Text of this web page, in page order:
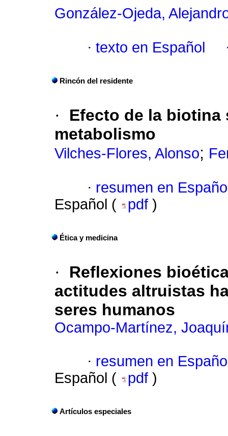
González-Ojeda,
· texto en Español
Rincón del residente
·
Efecto de la biotina
metabolismo
Vilches-Flores, Alonso;
· resumen en
Español (
pdf )
Ética y medicina
·
Reflexiones
actitudes altruistas
seres humanos
Ocampo-Martínez,
· resumen en
Español (
pdf )
Artículos especiales